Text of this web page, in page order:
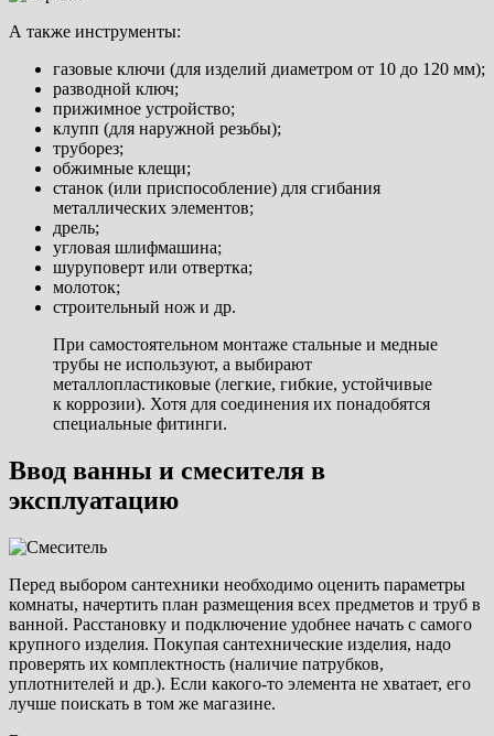
А также инструменты:
газовые ключи (для изделий диаметром от 10 до 120 мм);
разводной ключ;
прижимное устройство;
клупп (для наружной резьбы);
труборез;
обжимные клещи;
станок (или приспособление) для сгибания
металлических элементов;
дрель;
угловая шлифмашина;
шуруповерт или отвертка;
молоток;
строительный нож и др.
При самостоятельном монтаже стальные и медные
трубы не используют, а выбирают
металлопластиковые (легкие, гибкие, устойчивые
к коррозии). Хотя для соединения их понадобятся
специальные фитинги.
Ввод ванны и смесителя в
эксплуатацию
Перед выбором сантехники необходимо оценить параметры
комнаты, начертить план размещения всех предметов и труб в
ванной. Расстановку и подключение удобнее начать с самого
крупного изделия. Покупая сантехнические изделия, надо
проверять их комплектность (наличие патрубков,
уплотнителей и др.). Если какого-то элемента не хватает, его
лучше поискать в том же магазине.